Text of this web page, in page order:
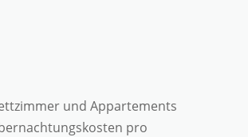
und Appartements
pro